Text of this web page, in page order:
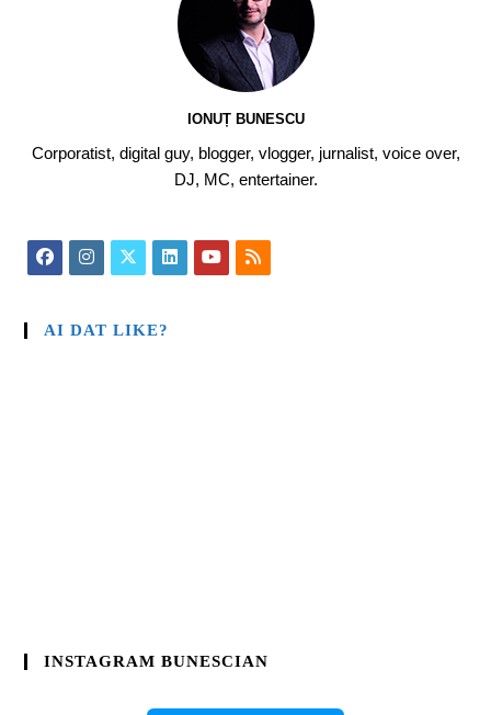
IONUȚ BUNESCU
Corporatist, digital guy, blogger, vlogger, jurnalist, voice over,
DJ, MC, entertainer.
AI DAT LIKE?
INSTAGRAM BUNESCIAN